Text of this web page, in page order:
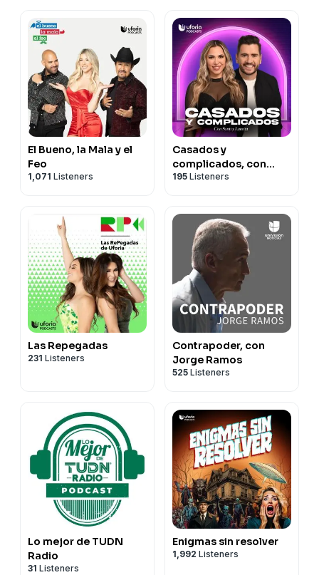
El Bueno, la Mala y el
Feo
1,071 Listeners
Casados y
complicados, con
Santi y Laurita
195 Listeners
Las Repegadas
231 Listeners
Contrapoder, con
Jorge Ramos
525 Listeners
Lo mejor de TUDN
Radio
31 Listeners
Enigmas sin resolver
1,992 Listeners